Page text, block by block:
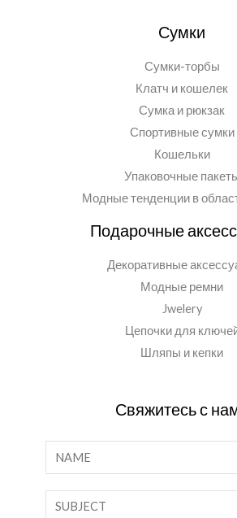
Сумки
Сумки-торбы
Клатч и кошелек
Сумка и рюкзак
Спортивные сумки
Кошельки
Упаковочные
Модные тенденции в
Подарочные
Декоративные
Модные ремни
Jwelery
Цепочки для
Шляпы и кепки
Свяжитесь с
м
я